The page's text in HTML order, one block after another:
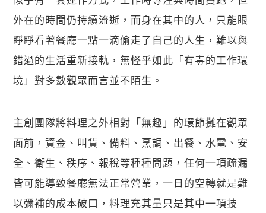
外在的時間仍持續流逝，而身在其中的人，只能眼
睜睜看著餐廳一點一滴偷走了自己的人生，難以與
錯過的生活重新接軌，無怪乎如此「有毒的工作環
境」對多數觀眾而言並不陌生。
主創團隊將料理之外相對「無趣」的環節攤在觀眾
面前，資金、叫貨、備料、烹調、出餐、水電、安
全、衛生、秩序、報稅等種種問題，任何一項疏漏
皆可能導致餐廳無法正常營業，一日的空轉就是難
以彌補的成本破口，料理充其量只是其中一項技